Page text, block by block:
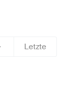
Letzte